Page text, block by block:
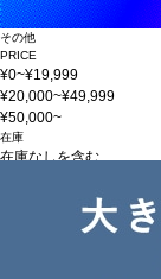
その他
PRICE
¥0~¥19,999
¥20,000~¥49,999
¥50,000~
在庫
在庫なしを含む